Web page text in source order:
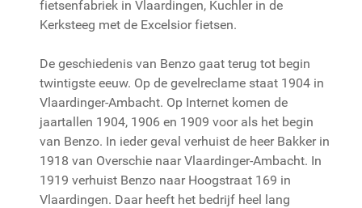
fietsenfabriek in Vlaardingen, Kuchler in de
Kerksteeg met de Excelsior fietsen.
De geschiedenis van Benzo gaat terug tot begin
twintigste eeuw. Op de gevelreclame staat 1904 in
Vlaardinger-Ambacht. Op Internet komen de
jaartallen 1904, 1906 en 1909 voor als het begin
van Benzo. In ieder geval verhuist de heer Bakker in
1918 van Overschie naar Vlaardinger-Ambacht. In
1919 verhuist Benzo naar Hoogstraat 169 in
Vlaardingen. Daar heeft het bedrijf heel lang